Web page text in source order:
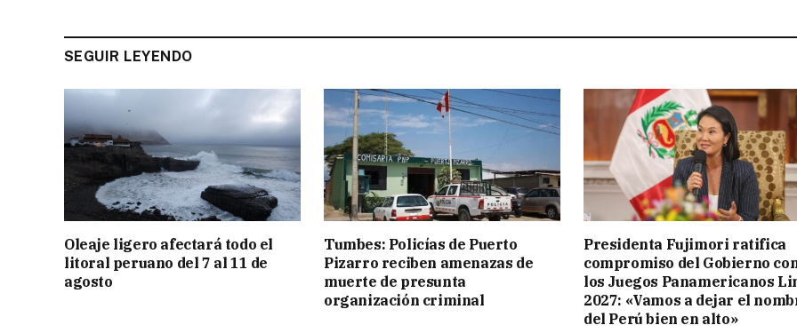
SEGUIR LEYENDO
Oleaje ligero afectará todo el
litoral peruano del 7 al 11 de
agosto
Tumbes: Policías de Puerto
Pizarro reciben amenazas de
muerte de presunta
organización criminal
Presidenta Fujimori ratifica
compromiso del Gobierno
los Juegos Panamericanos
2027: «Vamos a dejar el
del Perú bien en alto»